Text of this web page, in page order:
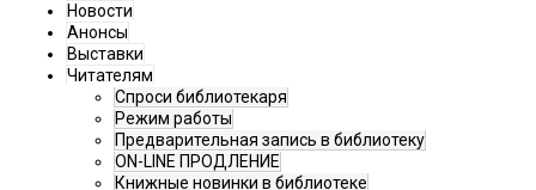
Новости
Анонсы
Выставки
Читателям
Спроси библиотекаря
Режим работы
Предварительная запись в библиотеку
ON-LINE ПРОДЛЕНИЕ
Книжные новинки в библиотеке